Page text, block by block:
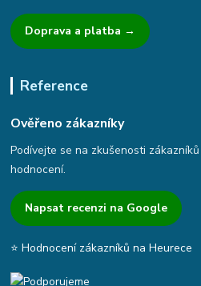
Doprava a platba →
Reference
Ověřeno zákazníky
Podívejte se na zkušenosti
hodnocení.
Napsat recenzi na Google
⭐ Hodnocení zákazníků na Heurece